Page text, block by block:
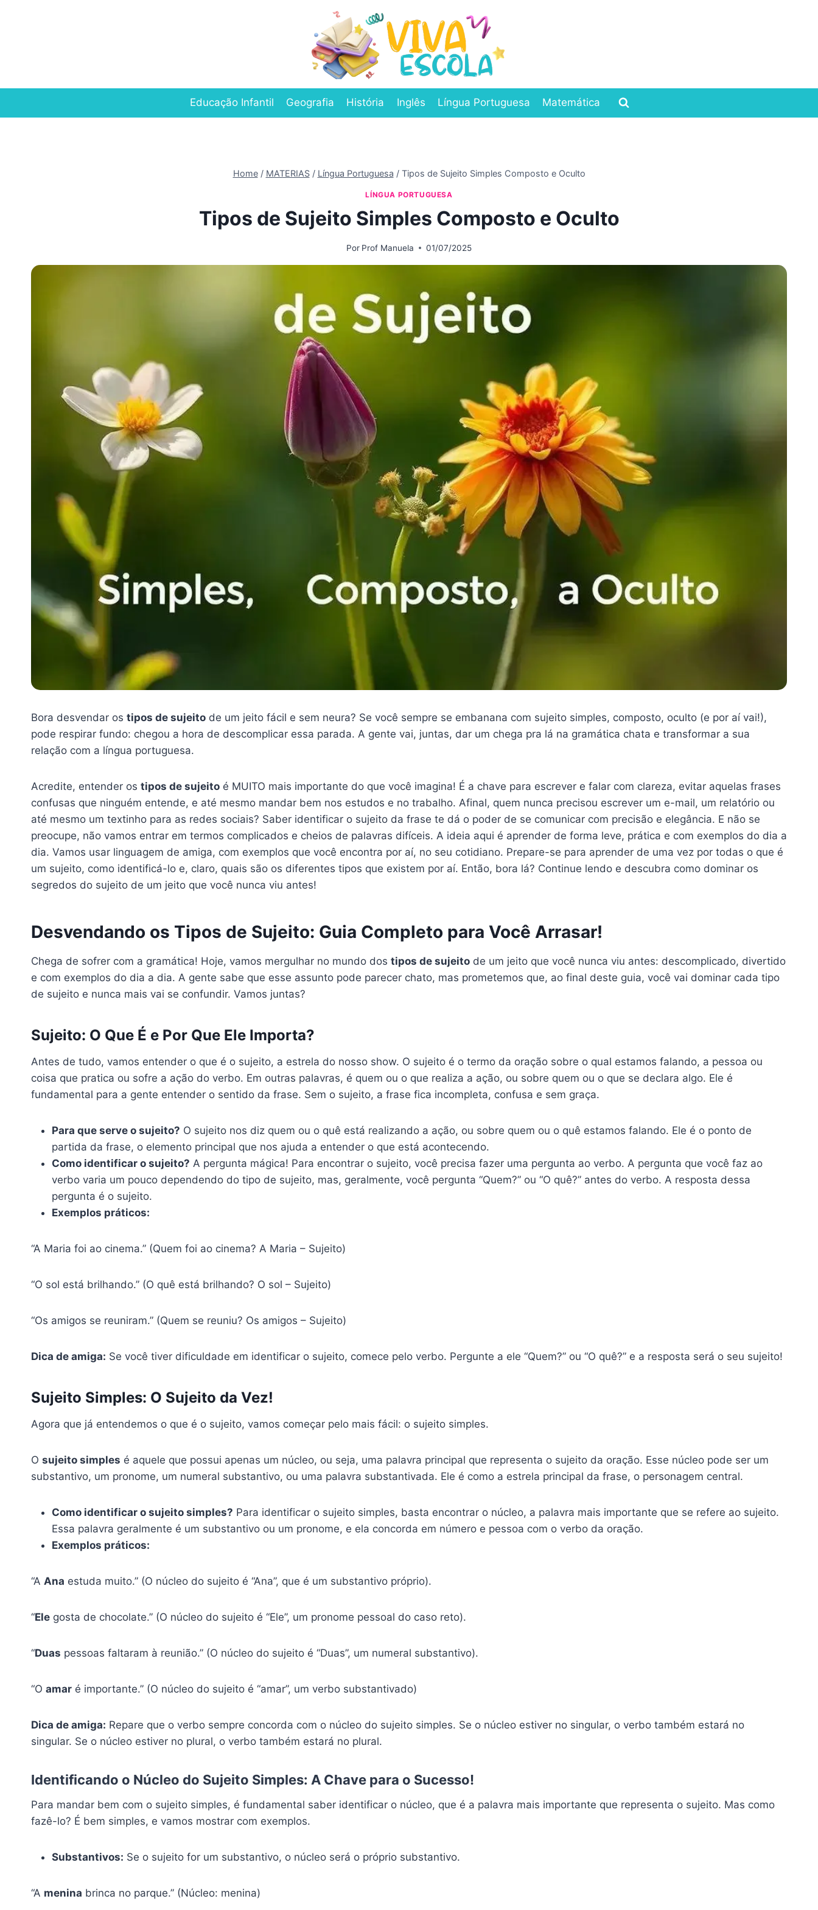
Educação Infantil Geografia História Inglês Língua Portuguesa Matemática
Home / MATERIAS / Língua Portuguesa / Tipos de Sujeito Simples Composto e Oculto
LÍNGUA PORTUGUESA
Tipos de Sujeito Simples Composto e Oculto
Por Prof Manuela 01/07/2025
Bora desvendar os tipos de sujeito de um jeito fácil e sem neura? Se você sempre se embanana com sujeito simples, composto, oculto (e por aí vai!),
pode respirar fundo: chegou a hora de descomplicar essa parada. A gente vai, juntas, dar um chega pra lá na gramática chata e transformar a sua
relação com a língua portuguesa.
Acredite, entender os tipos de sujeito é MUITO mais importante do que você imagina! É a chave para escrever e falar com clareza, evitar aquelas frases
confusas que ninguém entende, e até mesmo mandar bem nos estudos e no trabalho. Afinal, quem nunca precisou escrever um e-mail, um relatório ou
até mesmo um textinho para as redes sociais? Saber identificar o sujeito da frase te dá o poder de se comunicar com precisão e elegância. E não se
preocupe, não vamos entrar em termos complicados e cheios de palavras difíceis. A ideia aqui é aprender de forma leve, prática e com exemplos do dia a
dia. Vamos usar linguagem de amiga, com exemplos que você encontra por aí, no seu cotidiano. Prepare-se para aprender de uma vez por todas o que é
um sujeito, como identificá-lo e, claro, quais são os diferentes tipos que existem por aí. Então, bora lá? Continue lendo e descubra como dominar os
segredos do sujeito de um jeito que você nunca viu antes!
Desvendando os Tipos de Sujeito: Guia Completo para Você Arrasar!
Chega de sofrer com a gramática! Hoje, vamos mergulhar no mundo dos tipos de sujeito de um jeito que você nunca viu antes: descomplicado, divertido
e com exemplos do dia a dia. A gente sabe que esse assunto pode parecer chato, mas prometemos que, ao final deste guia, você vai dominar cada tipo
de sujeito e nunca mais vai se confundir. Vamos juntas?
Sujeito: O Que É e Por Que Ele Importa?
Antes de tudo, vamos entender o que é o sujeito, a estrela do nosso show. O sujeito é o termo da oração sobre o qual estamos falando, a pessoa ou
coisa que pratica ou sofre a ação do verbo. Em outras palavras, é quem ou o que realiza a ação, ou sobre quem ou o que se declara algo. Ele é
fundamental para a gente entender o sentido da frase. Sem o sujeito, a frase fica incompleta, confusa e sem graça.
Para que serve o sujeito? O sujeito nos diz quem ou o quê está realizando a ação, ou sobre quem ou o quê estamos falando. Ele é o ponto de
partida da frase, o elemento principal que nos ajuda a entender o que está acontecendo.
Como identificar o sujeito? A pergunta mágica! Para encontrar o sujeito, você precisa fazer uma pergunta ao verbo. A pergunta que você faz ao
verbo varia um pouco dependendo do tipo de sujeito, mas, geralmente, você pergunta “Quem?” ou “O quê?” antes do verbo. A resposta dessa
pergunta é o sujeito.
Exemplos práticos:
“A Maria foi ao cinema.” (Quem foi ao cinema? A Maria – Sujeito)
“O sol está brilhando.” (O quê está brilhando? O sol – Sujeito)
“Os amigos se reuniram.” (Quem se reuniu? Os amigos – Sujeito)
Dica de amiga: Se você tiver dificuldade em identificar o sujeito, comece pelo verbo. Pergunte a ele “Quem?” ou “O quê?” e a resposta será o seu sujeito!
Sujeito Simples: O Sujeito da Vez!
Agora que já entendemos o que é o sujeito, vamos começar pelo mais fácil: o sujeito simples.
O sujeito simples é aquele que possui apenas um núcleo, ou seja, uma palavra principal que representa o sujeito da oração. Esse núcleo pode ser um
substantivo, um pronome, um numeral substantivo, ou uma palavra substantivada. Ele é como a estrela principal da frase, o personagem central.
Como identificar o sujeito simples? Para identificar o sujeito simples, basta encontrar o núcleo, a palavra mais importante que se refere ao sujeito.
Essa palavra geralmente é um substantivo ou um pronome, e ela concorda em número e pessoa com o verbo da oração.
Exemplos práticos:
“A Ana estuda muito.” (O núcleo do sujeito é “Ana”, que é um substantivo próprio).
“Ele gosta de chocolate.” (O núcleo do sujeito é “Ele”, um pronome pessoal do caso reto).
“Duas pessoas faltaram à reunião.” (O núcleo do sujeito é “Duas”, um numeral substantivo).
“O amar é importante.” (O núcleo do sujeito é “amar”, um verbo substantivado)
Dica de amiga: Repare que o verbo sempre concorda com o núcleo do sujeito simples. Se o núcleo estiver no singular, o verbo também estará no
singular. Se o núcleo estiver no plural, o verbo também estará no plural.
Identificando o Núcleo do Sujeito Simples: A Chave para o Sucesso!
Para mandar bem com o sujeito simples, é fundamental saber identificar o núcleo, que é a palavra mais importante que representa o sujeito. Mas como
fazê-lo? É bem simples, e vamos mostrar com exemplos.
Substantivos: Se o sujeito for um substantivo, o núcleo será o próprio substantivo.
“A menina brinca no parque.” (Núcleo: menina)